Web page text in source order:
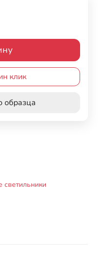
клик
образца
светильники